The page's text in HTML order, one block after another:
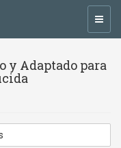
y Adaptado para